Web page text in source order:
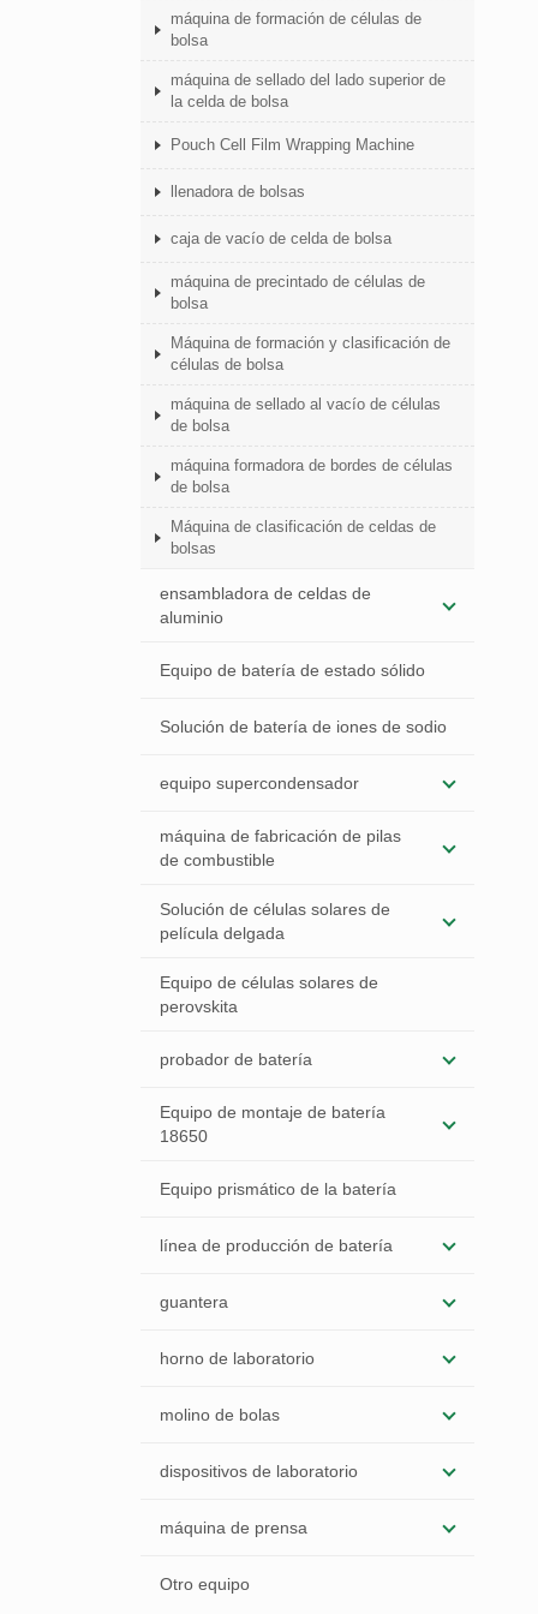
máquina de formación de células de
bolsa
máquina de sellado del lado superior de
la celda de bolsa
Pouch Cell Film Wrapping Machine
llenadora de bolsas
caja de vacío de celda de bolsa
máquina de precintado de células de
bolsa
Máquina de formación y clasificación de
células de bolsa
máquina de sellado al vacío de células
de bolsa
máquina formadora de bordes de células
de bolsa
Máquina de clasificación de celdas de
bolsas
ensambladora de celdas de
aluminio
Equipo de batería de estado sólido
Solución de batería de iones de sodio
equipo supercondensador
máquina de fabricación de pilas
de combustible
Solución de células solares de
película delgada
Equipo de células solares de
perovskita
probador de batería
Equipo de montaje de batería
18650
Equipo prismático de la batería
línea de producción de batería
guantera
horno de laboratorio
molino de bolas
dispositivos de laboratorio
máquina de prensa
Otro equipo